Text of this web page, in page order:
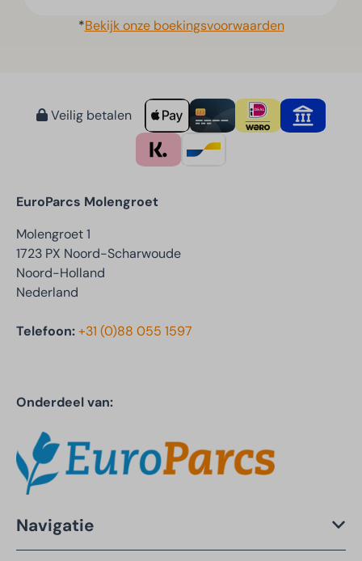
*Bekijk onze boekingsvoorwaarden
Veilig betalen
EuroParcs Molengroet
Molengroet 1
1723 PX Noord-Scharwoude
Noord-Holland
Nederland
Telefoon:+31 (0)88 055 1597
Onderdeel van:
Navigatie